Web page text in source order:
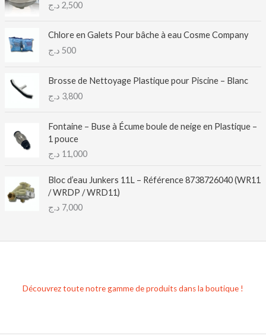
2,500 د.ج
Chlore en Galets Pour bâche à eau Cosme Company
500 د.ج
Brosse de Nettoyage Plastique pour Piscine – Blanc
3,800 د.ج
Fontaine – Buse à Écume boule de neige en Plastique –
1 pouce
11,000 د.ج
Bloc d’eau Junkers 11L – Référence 8738726040 (WR11
/ WRDP / WRD11)
7,000 د.ج
Découvrez toute notre gamme de produits dans la boutique !